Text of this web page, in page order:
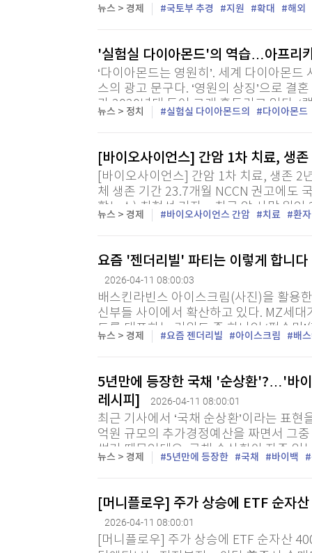
대중교통비 환급 지원에 1천904억원이
뉴스 > 경제 국토부 추경 지원 확대 해외
'실험실 다이아몬드'의 역습…아프리
‘다이아몬드는 영원히’. 세계 다이아몬
스의 광고 문구다. ‘영원의 상징’으로 결
가 2020년대 들어 크게 흔들리고 있다.
몬드’ 생산량이 빠르게 늘며 천연 다이아
뉴스 > 정치 실험실 다이아몬드의 다이아몬드
[바이오사이언스] 간암 1차 치료, 생
[바이오사이언스] 간암 1차 치료, 생존 2
체 생존 기간 23.7개월 NCCN 권고에도
합뉴스) 최현석 기자 = 최근 암 사망 원
가 세워졌다. 1차 치료 생존 기간 2년 벽
뉴스 > 경제 바이오사이언스 간암 치료 환자
요즘 '젠더리빌' 파티는 이렇게 합니
2026-04-11 08:00:03
배스킨라빈스 아이스크림(사진)을 활용
신부들 사이에서 확산하고 있다. MZ세
드를 대표하는 키워드 중 하나인 ‘펀슈머
영역까지 확장하고 있는 모양새다. 11일
뉴스 > 경제 요즘 젠더리빌 아이스크림 배
5년만에 등장한 국채 '순상환'?…'바
레시피]
2026-04-11 08:00:01
최근 기사에서 ‘국채 순상환’이라는 표
억원 규모의 추가경정예산을 짜면서 그
썼기 때문인데요. 국채 순상환이 자주 있
표현이 ‘바이백’입니다. 미국-이란 전쟁
뉴스 > 경제 5년만에 등장한 국채 바이백
[머니플로우] 주가 상승에 ETF 순자
2026-04-11 08:00:01
[머니플로우] 주가 상승에 ETF 순자산